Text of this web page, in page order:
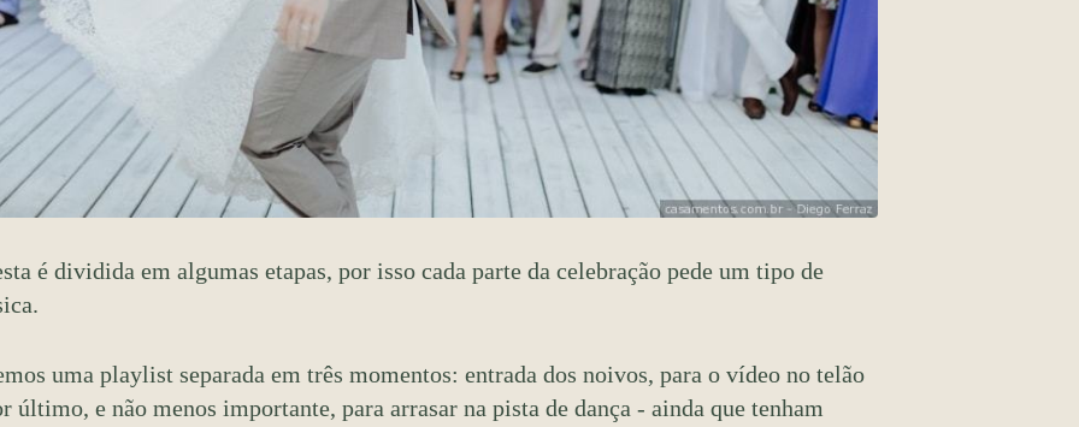
é dividida em algumas etapas, por isso cada parte da celebração pede um tipo de
uma playlist separada em três momentos: entrada dos noivos, para o vídeo no telão
último, e não menos importante, para arrasar na pista de dança - ainda que tenham